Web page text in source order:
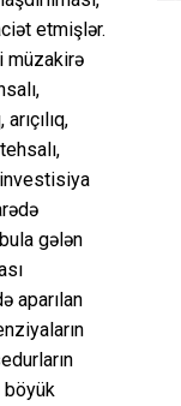
etmişlər.
müzakirə
gələn
aparılan
böyük